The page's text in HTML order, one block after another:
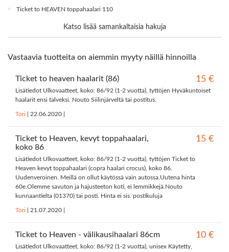
Ticket to HEAVEN toppahaalari 110
Katso lisää samankaltaisia hakuja
Vastaavia tuotteita on aiemmin myyty näillä hinnoilla
Ticket to heaven haalarit (86) 15 €
Lisätiedot Ulkovaatteet, koko: 86/92 (1-2 vuotta), tyttöjen Hyväkuntoiset
haalarit ensi talveksi. Nouto Siilinjärveltä tai postitus.
Tori 22.06.2020
Ticket to Heaven, kevyt toppahaalari,
koko 86
15 €
Lisätiedot Ulkovaatteet, koko: 86/92 (1-2 vuotta), tyttöjen Ticket to
Heaven kevyt toppahaalari (copra haalari crocus), koko 86.
Uudenveroinen. Meillä on ollut käytössä vain autossa.Uutena hinta
60e.Olemme savuton ja hajusteeton koti, ei lemmikkejä.Nouto
kunnaantielta (01370) tai posti. Hinta ei sis. postikuluja
Tori 21.07.2020
Ticket to Heaven - välikausihaalari 86cm 10 €
Lisätiedot Ulkovaatteet, koko: 86/92 (1-2 vuotta), unisex Käytetty,